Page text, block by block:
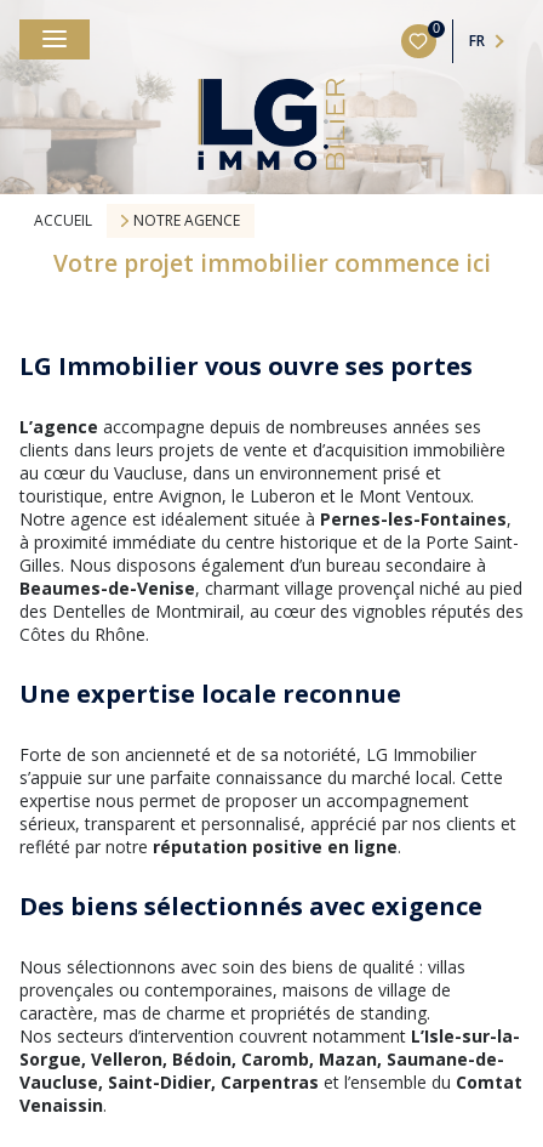
0
FR
ACCUEIL NOTRE AGENCE
Votre projet immobilier commence ici
LG Immobilier vous ouvre ses portes
L’agence accompagne depuis de nombreuses années ses
clients dans leurs projets de vente et d’acquisition immobilière
au cœur du Vaucluse, dans un environnement prisé et
touristique, entre Avignon, le Luberon et le Mont Ventoux.
Notre agence est idéalement située à Pernes-les-Fontaines,
à proximité immédiate du centre historique et de la Porte Saint-
Gilles. Nous disposons également d’un bureau secondaire à
Beaumes-de-Venise, charmant village provençal niché au pied
des Dentelles de Montmirail, au cœur des vignobles réputés des
Côtes du Rhône.
Une expertise locale reconnue
Forte de son ancienneté et de sa notoriété, LG Immobilier
s’appuie sur une parfaite connaissance du marché local. Cette
expertise nous permet de proposer un accompagnement
sérieux, transparent et personnalisé, apprécié par nos clients et
reflété par notre réputation positive en ligne.
Des biens sélectionnés avec exigence
Nous sélectionnons avec soin des biens de qualité : villas
provençales ou contemporaines, maisons de village de
caractère, mas de charme et propriétés de standing.
Nos secteurs d’intervention couvrent notamment L’Isle-sur-la-
Sorgue, Velleron, Bédoin, Caromb, Mazan, Saumane-de-
Vaucluse, Saint-Didier, Carpentras et l’ensemble du Comtat
Venaissin.